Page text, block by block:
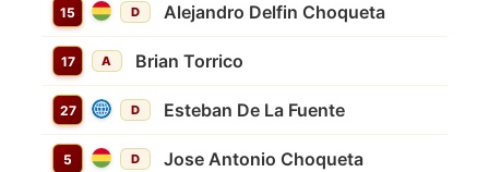
15 D Alejandro Delfin Choqueta
17 A Brian Torrico
27 D Esteban De La Fuente
5 D Jose Antonio Choqueta